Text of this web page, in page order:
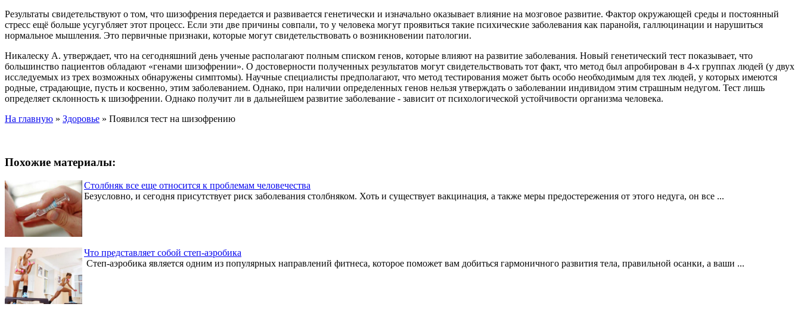
Результаты свидетельствуют о том, что шизофрения передается и развивается генетически и изначально оказывает влияние на мозговое развитие. Фактор окружающей среды и постоянный
стресс ещё больше усугубляет этот процесс. Если эти две причины совпали, то у человека могут проявиться такие психические заболевания как паранойя, галлюцинации и нарушиться
нормальное мышления. Это первичные признаки, которые могут свидетельствовать о возникновении патологии.
Никалеску А. утверждает, что на сегодняшний день ученые располагают полным списком генов, которые влияют на развитие заболевания. Новый генетический тест показывает, что
большинство пациентов обладают «генами шизофрении». О достоверности полученных результатов могут свидетельствовать тот факт, что метод был апробирован в 4-х группах людей (у двух
исследуемых из трех возможных обнаружены симптомы). Научные специалисты предполагают, что метод тестирования может быть особо необходимым для тех людей, у которых имеются
родные, страдающие, пусть и косвенно, этим заболеванием. Однако, при наличии определенных генов нельзя утверждать о заболевании индивидом этим страшным недугом. Тест лишь
определяет склонность к шизофрении. Однако получит ли в дальнейшем развитие заболевание - зависит от психологической устойчивости организма человека.
На главную » Здоровье » Появился тест на шизофрению
Похожие материалы:
Столбняк все еще относится к проблемам человечества
Безусловно, и сегодня присутствует риск заболевания столбняком. Хоть и существует вакцинация, а также меры предостережения от этого недуга, он все ...
Что представляет собой степ-аэробика
Степ-аэробика является одним из популярных направлений фитнеса, которое поможет вам добиться гармоничного развития тела, правильной осанки, а ваши ...